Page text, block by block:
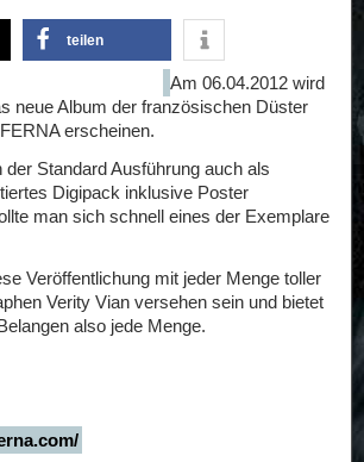
teilen
Am 06.04.2012 wird
neue Album der französischen Düster
erscheinen.
der Standard Ausführung auch als
Digipack inklusive Poster
man sich schnell eines der Exemplare
Veröffentlichung mit jeder Menge toller
Verity Vian versehen sein und bietet
also jede Menge.